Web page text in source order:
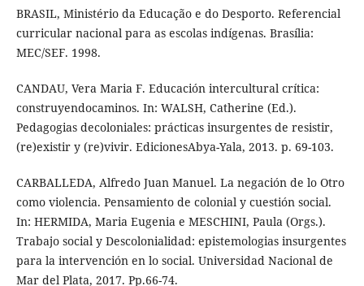
BRASIL, Ministério da Educação e do Desporto. Referencial
curricular nacional para as escolas indígenas. Brasília:
MEC/SEF. 1998.
CANDAU, Vera Maria F. Educación intercultural crítica:
construyendocaminos. In: WALSH, Catherine (Ed.).
Pedagogias decoloniales: prácticas insurgentes de resistir,
(re)existir y (re)vivir. EdicionesAbya-Yala, 2013. p. 69-103.
CARBALLEDA, Alfredo Juan Manuel. La negación de lo Otro
como violencia. Pensamiento de colonial y cuestión social.
In: HERMIDA, Maria Eugenia e MESCHINI, Paula (Orgs.).
Trabajo social y Descolonialidad: epistemologias insurgentes
para la intervención en lo social. Universidad Nacional de
Mar del Plata, 2017. Pp.66-74.